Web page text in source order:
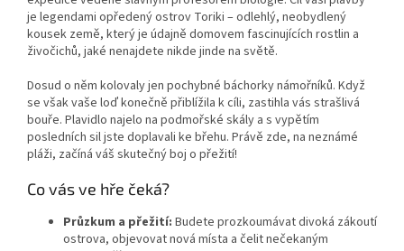
je legendami opředený ostrov Toriki – odlehlý, neobydlený
kousek země, který je údajně domovem fascinujících rostlin a
živočichů, jaké nenajdete nikde jinde na světě.
Dosud o něm kolovaly jen pochybné báchorky námořníků. Když
se však vaše loď konečně přiblížila k cíli, zastihla vás strašlivá
bouře. Plavidlo najelo na podmořské skály a s vypětím
posledních sil jste doplavali ke břehu. Právě zde, na neznámé
pláži, začíná váš skutečný boj o přežití!
Co vás ve hře čeká?
Průzkum a přežití: Budete prozkoumávat divoká zákoutí
ostrova, objevovat nová místa a čelit nečekaným